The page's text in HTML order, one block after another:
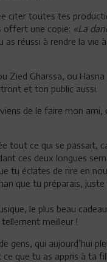
citer toutes tes
offert une copie: «La
as réussi à rendre la vie
Zied Gharssa, ou
et ton public aussi.
de le faire mon ami,
tout ce qui se passait,
ces deux longues
tu éclates de rire en
que tu préparais,
le plus beau cadeau
meilleur !
gens, qui aujourd’hui
que tu as appris à ta